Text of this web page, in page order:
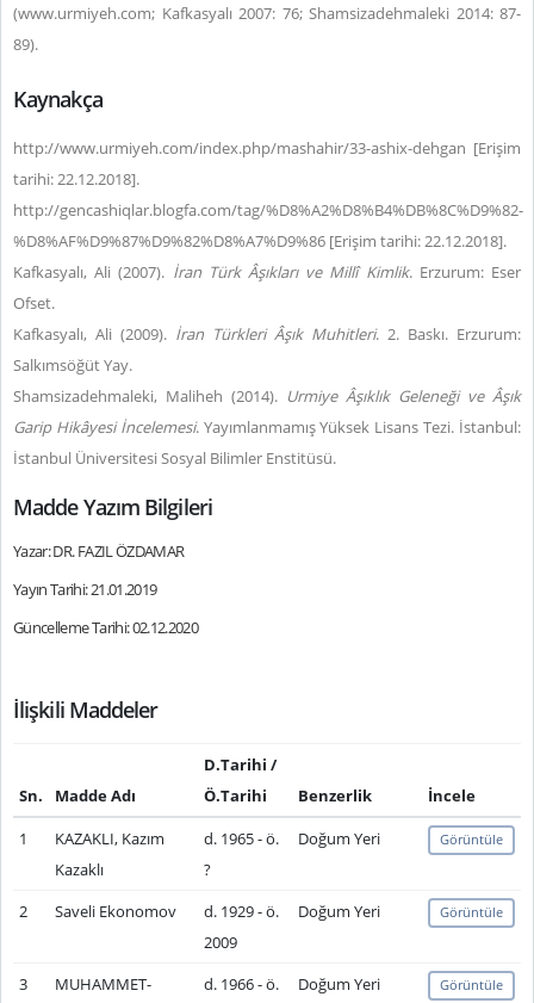
(www.urmiyeh.com; Kafkasyalı 2007: 76; Shamsizadehmaleki 2014: 87-
89).
Kaynakça
http://www.urmiyeh.com/index.php/mashahir/33-ashix-dehgan [Erişim
tarihi: 22.12.2018].
http://gencashiqlar.blogfa.com/tag/%D8%A2%D8%B4%DB%8C%D9%82-
%D8%AF%D9%87%D9%82%D8%A7%D9%86 [Erişim tarihi: 22.12.2018].
Kafkasyalı, Ali (2007). İran Türk Âşıkları ve Millî Kimlik. Erzurum: Eser
Ofset.
Kafkasyalı, Ali (2009). İran Türkleri Âşık Muhitleri. 2. Baskı. Erzurum:
Salkımsöğüt Yay.
Shamsizadehmaleki, Maliheh (2014). Urmiye Âşıklık Geleneği ve Âşık
Garip Hikâyesi İncelemesi. Yayımlanmamış Yüksek Lisans Tezi. İstanbul:
İstanbul Üniversitesi Sosyal Bilimler Enstitüsü.
Madde Yazım Bilgileri
Yazar: DR. FAZIL ÖZDAMAR
Yayın Tarihi: 21.01.2019
Güncelleme Tarihi: 02.12.2020
İlişkili Maddeler
Sn. Madde Adı
D.Tarihi /
Ö.Tarihi
Benzerlik
İncele
1
KAZAKLI, Kazım
Kazaklı
d. 1965 - ö.
?
Doğum Yeri Görüntüle
2 Saveli Ekonomov
d. 1929 - ö.
2009
Doğum Yeri Görüntüle
3
MUHAMMET-
d. 1966 - ö.
Doğum Yeri Görüntüle